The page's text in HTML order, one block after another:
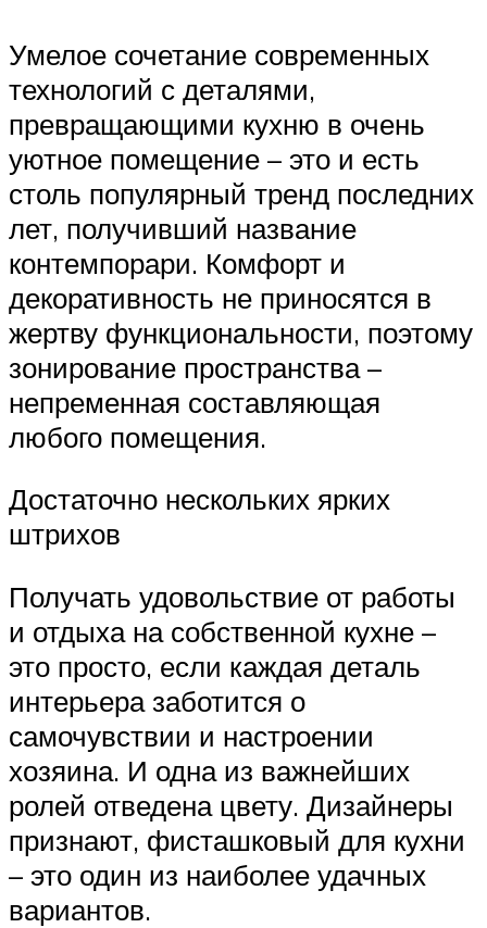
Умелое сочетание современных
технологий с деталями,
превращающими кухню в очень
уютное помещение – это и есть
столь популярный тренд последних
лет, получивший название
контемпорари. Комфорт и
декоративность не приносятся в
жертву функциональности, поэтому
зонирование пространства –
непременная составляющая
любого помещения.
Достаточно нескольких ярких
штрихов
Получать удовольствие от работы
и отдыха на собственной кухне –
это просто, если каждая деталь
интерьера заботится о
самочувствии и настроении
хозяина. И одна из важнейших
ролей отведена цвету. Дизайнеры
признают, фисташковый для кухни
– это один из наиболее удачных
вариантов.